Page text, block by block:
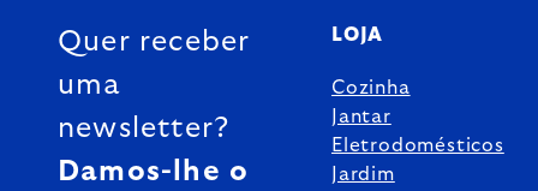
Quer receber
uma
newsletter?
Damos-lhe o
LOJA
Cozinha
Jantar
Eletrodomésticos
Jardim